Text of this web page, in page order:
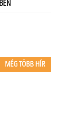
MÉG TÖBB HÍR